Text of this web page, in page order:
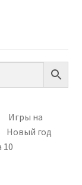
Игры на
Новый год
10